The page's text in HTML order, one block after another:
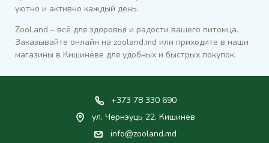
уютно и активно каждый день.
ZooLand – всё для здоровья и радости вашего питомца.
Заказывайте онлайн на zooland.md или приходите в наши
магазины в Кишинёве для удобных и быстрых покупок.
+373 78 330 690
ул. Чернэуць 22, Кишинев
info@zooland.md